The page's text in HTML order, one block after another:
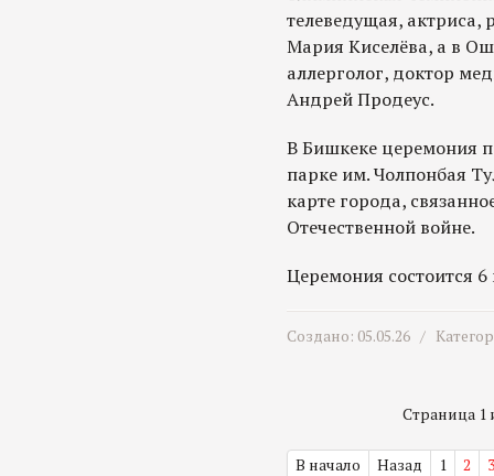
телеведущая, актриса,
Мария Киселёва, а в
аллерголог, доктор
Андрей Продеус.
В Бишкеке церемония
парке им. Чолпонбая
карте города,
Отечественной войне.
Церемония состоится 6
Создано: 05.05.26 /
Страница 1
В начало Назад 1 2
3